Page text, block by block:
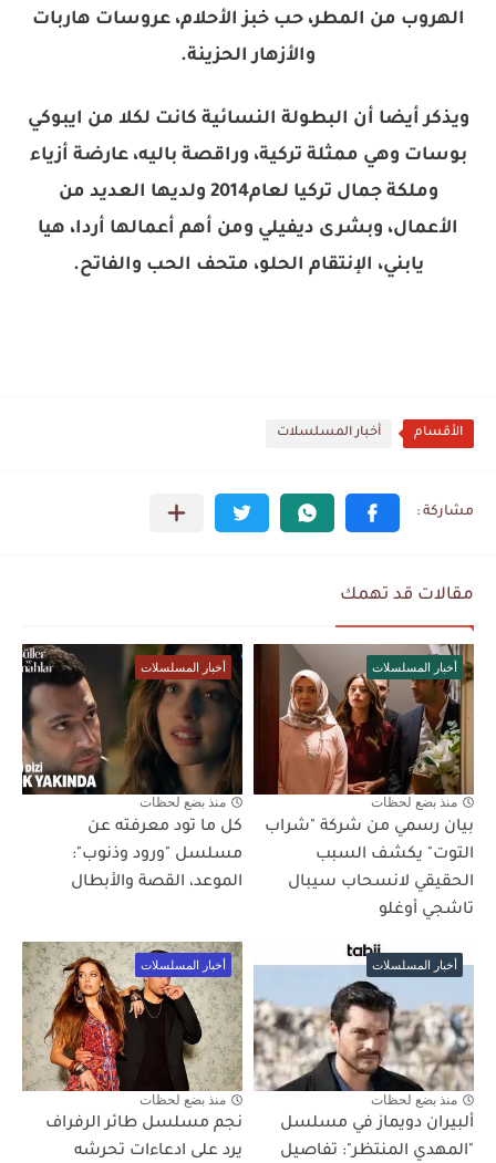
الهروب من المطر، حب خبز الأحلام، عروسات هاربات
والأزهار الحزينة.
ويذكر أيضا أن البطولة النسائية كانت لكلا من ايبوكي
بوسات وهي ممثلة تركية، وراقصة باليه، عارضة أزياء
وملكة جمال تركيا لعام2014 ولديها العديد من
الأعمال، وبشرى ديفيلي ومن أهم أعمالها أردا، هيا
يابني، الإنتقام الحلو، متحف الحب والفاتح.
الأقسام أخبار المسلسلات
مقالات قد تهمك
أخبار المسلسلات
منذ بضع لحظات
بيان رسمي من شركة "شراب
التوت" يكشف السبب
الحقيقي لانسحاب سيبال
تاشجي أوغلو
أخبار المسلسلات
منذ بضع لحظات
كل ما تود معرفته عن
مسلسل "ورود وذنوب":
الموعد، القصة والأبطال
أخبار المسلسلات
منذ بضع لحظات
ألبيران دويماز في مسلسل
"المهدي المنتظر": تفاصيل
أخبار المسلسلات
منذ بضع لحظات
نجم مسلسل طائر الرفراف
يرد على ادعاءات تحرشه